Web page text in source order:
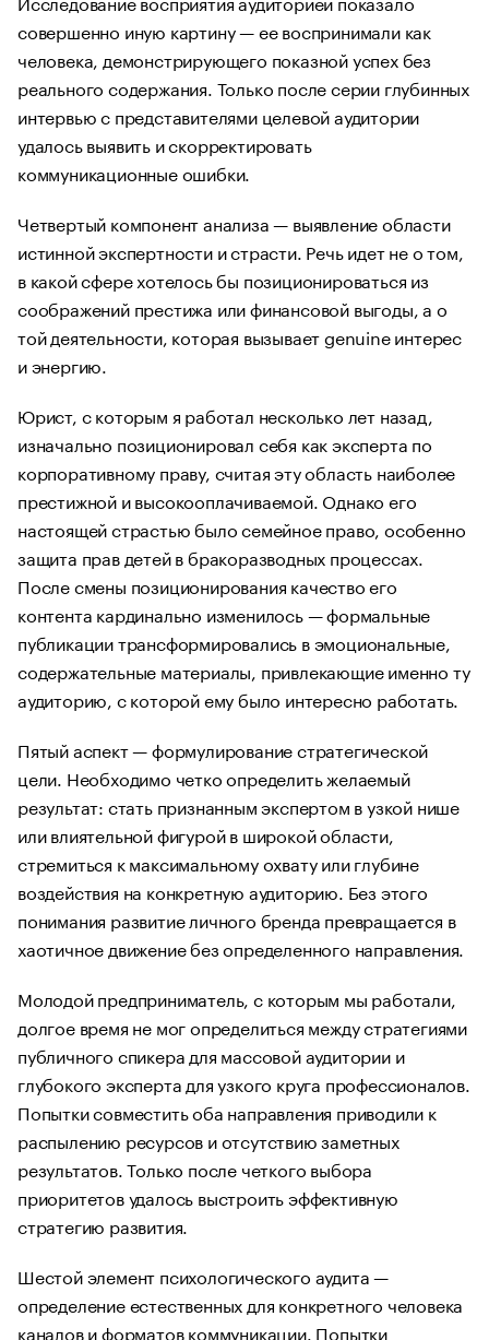
совершенно иную картину — ее воспринимали как
человека, демонстрирующего показной успех без
реального содержания. Только после серии глубинных
интервью с представителями целевой аудитории
удалось выявить и скорректировать
коммуникационные ошибки.
Четвертый компонент анализа — выявление области
истинной экспертности и страсти. Речь идет не о том,
в какой сфере хотелось бы позиционироваться из
соображений престижа или финансовой выгоды, а о
той деятельности, которая вызывает genuine интерес
и энергию.
Юрист, с которым я работал несколько лет назад,
изначально позиционировал себя как эксперта по
корпоративному праву, считая эту область наиболее
престижной и высокооплачиваемой. Однако его
настоящей страстью было семейное право, особенно
защита прав детей в бракоразводных процессах.
После смены позиционирования качество его
контента кардинально изменилось — формальные
публикации трансформировались в эмоциональные,
содержательные материалы, привлекающие именно ту
аудиторию, с которой ему было интересно работать.
Пятый аспект — формулирование стратегической
цели. Необходимо четко определить желаемый
результат: стать признанным экспертом в узкой нише
или влиятельной фигурой в широкой области,
стремиться к максимальному охвату или глубине
воздействия на конкретную аудиторию. Без этого
понимания развитие личного бренда превращается в
хаотичное движение без определенного направления.
Молодой предприниматель, с которым мы работали,
долгое время не мог определиться между стратегиями
публичного спикера для массовой аудитории и
глубокого эксперта для узкого круга профессионалов.
Попытки совместить оба направления приводили к
распылению ресурсов и отсутствию заметных
результатов. Только после четкого выбора
приоритетов удалось выстроить эффективную
стратегию развития.
Шестой элемент психологического аудита —
определение естественных для конкретного человека
каналов и форматов коммуникации. Попытки